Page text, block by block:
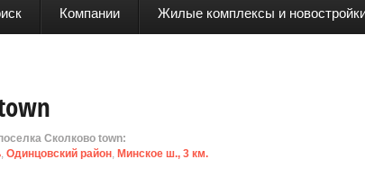
Компании Жилые комплексы и
Сколково town:
, Одинцовский район, Минское ш., 3 км.